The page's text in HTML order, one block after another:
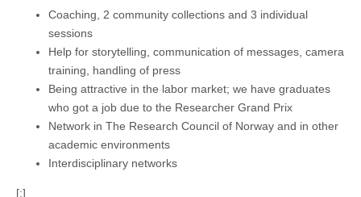
Coaching, 2 community collections and 3 individual
sessions
Help for storytelling, communication of messages, camera
training, handling of press
Being attractive in the labor market; we have graduates
who got a job due to the Researcher Grand Prix
Network in The Research Council of Norway and in other
academic environments
Interdisciplinary networks
[:]